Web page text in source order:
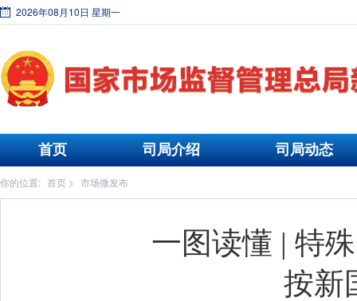
2026年08月10日 星期一
首页 司局介绍 司局动态
你的位置: 首页 > 市场微发布
一图读懂 | 特
按新